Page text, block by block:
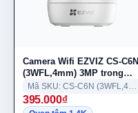
Camera Wifi EZVIZ CS-C6N
(3WFL,4mm) 3MP trong
nhà
Mã SKU: CS-C6N (3WFL,4mm)
395.000₫